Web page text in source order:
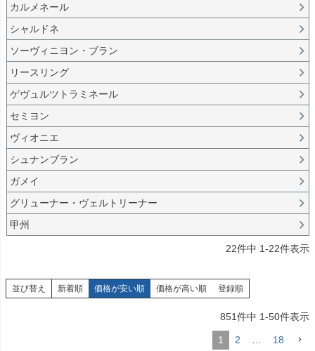
カルメネール
シャルドネ
ソーヴィニヨン・ブラン
リースリング
ゲヴュルツトラミネール
セミヨン
ヴィオニエ
シュナンブラン
ガメイ
グリューナー・ヴェルトリーナー
甲州
22件中 1-22件表示
並び替え 新着順 価格が安い順 価格が高い順 登録順
851件中 1-50件表示
1 2 … 18